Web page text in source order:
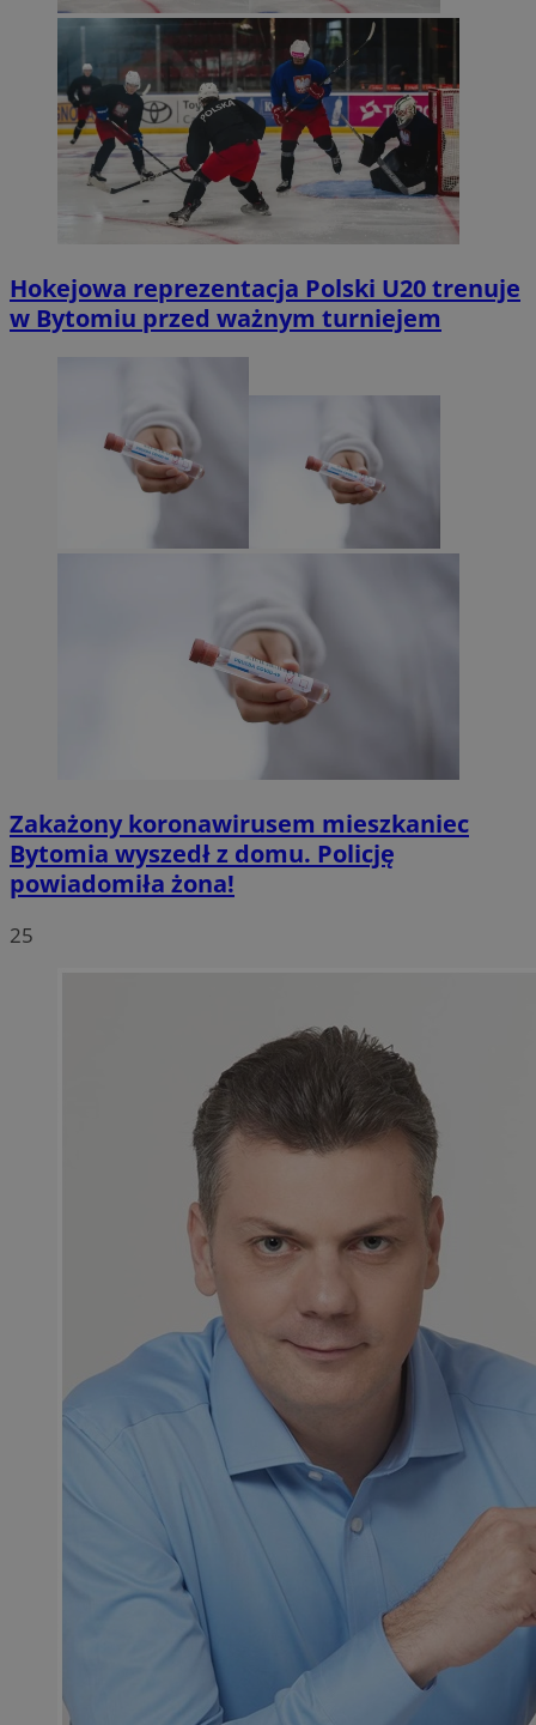
Hokejowa reprezentacja Polski U20 trenuje
w Bytomiu przed ważnym turniejem
Zakażony koronawirusem mieszkaniec
Bytomia wyszedł z domu. Policję
powiadomiła żona!
25